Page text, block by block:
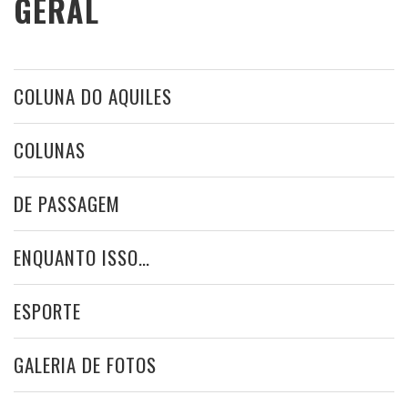
GERAL
COLUNA DO AQUILES
COLUNAS
DE PASSAGEM
ENQUANTO ISSO…
ESPORTE
GALERIA DE FOTOS